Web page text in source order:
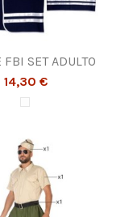
FBI SET ADULTO
14,30 €